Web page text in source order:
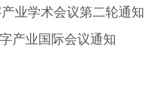
业学术会议第二轮通知
产业国际会议通知